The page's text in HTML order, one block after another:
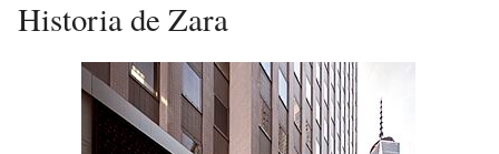
Historia de Zara